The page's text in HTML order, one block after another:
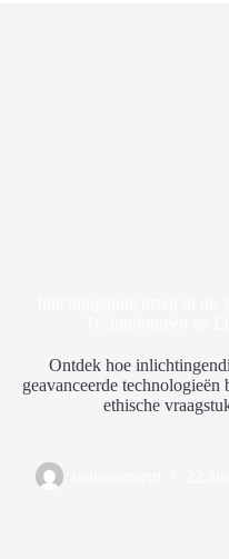
Ontdek hoe
geavanceerde
ethische